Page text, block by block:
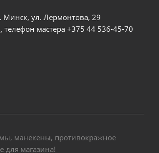
Минск, ул. Лермонтова, 29
телефон мастера +375 44 536-45-70
манекены, противокражное
для магазина!